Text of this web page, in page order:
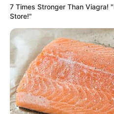
7 Times Stronger Than Viagra!
Store!"